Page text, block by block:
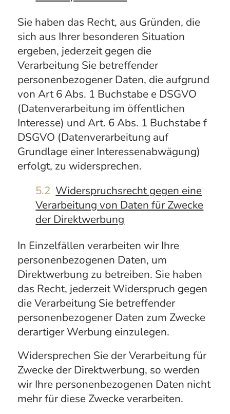
Sie haben das Recht, aus Gründen, die
sich aus Ihrer besonderen Situation
ergeben, jederzeit gegen die
Verarbeitung Sie betreffender
personenbezogener Daten, die aufgrund
von Art 6 Abs. 1 Buchstabe e DSGVO
(Datenverarbeitung im öffentlichen
Interesse) und Art. 6 Abs. 1 Buchstabe f
DSGVO (Datenverarbeitung auf
Grundlage einer Interessenabwägung)
erfolgt, zu widersprechen.
5.2 Widerspruchsrecht gegen eine
Verarbeitung von Daten für Zwecke
der Direktwerbung
In Einzelfällen verarbeiten wir Ihre
personenbezogenen Daten, um
Direktwerbung zu betreiben. Sie haben
das Recht, jederzeit Widerspruch gegen
die Verarbeitung Sie betreffender
personenbezogener Daten zum Zwecke
derartiger Werbung einzulegen.
Widersprechen Sie der Verarbeitung für
Zwecke der Direktwerbung, so werden
wir Ihre personenbezogenen Daten nicht
mehr für diese Zwecke verarbeiten.